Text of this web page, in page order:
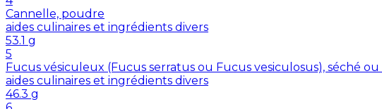
Cannelle, poudre
aides culinaires et ingrédients divers
53.1 g
5
Fucus vésiculeux (Fucus serratus ou Fucus vesiculosus), séché
aides culinaires et ingrédients divers
46.3 g